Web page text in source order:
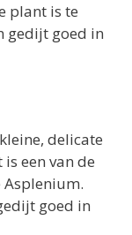
plant is te
gedijt goed in
delicate
een van de
Asplenium.
goed in